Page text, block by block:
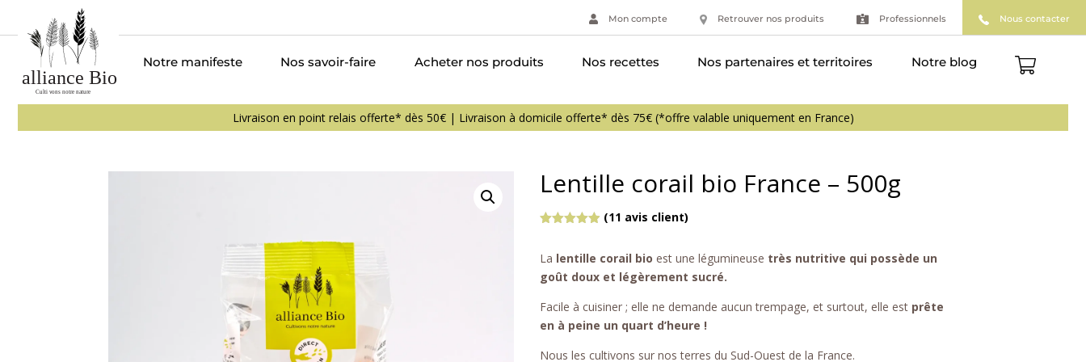
Mon compte Retrouver nos produits Professionnels Nous contacter
Notre manifeste Nos savoir-faire Acheter nos produits Nos recettes Nos partenaires et territoires Notre blog
Lentille corail bio France – 500g
basé sur
client
(11 avis client)
La lentille corail bio est une légumineuse très nutritive qui possède un
goût doux et légèrement sucré.
Facile à cuisiner ; elle ne demande aucun trempage, et surtout, elle est prête
en à peine un quart d’heure !
Nous les cultivons sur nos terres du Sud-Ouest de la France.